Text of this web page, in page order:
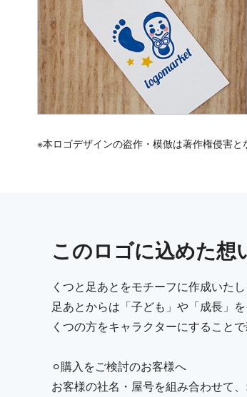
※本ロゴデザインの盗作・模倣は著作権侵害と
このロゴに込めた想
くつと足あとをモチーフに作成いたし
足あとからは「子ども」や「成長」
くつの方をキャラクターにすること
⚪︎購入をご検討のお客様へ
お客様の社名・屋号を組み合わせて